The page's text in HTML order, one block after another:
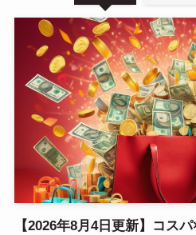
【2026年8月4日更新】コス